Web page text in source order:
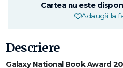
Cartea nu este
Adaugă la
Descriere
Galaxy National Book Award